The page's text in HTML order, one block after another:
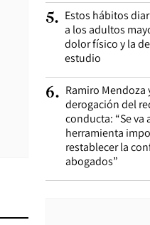
5. Estos hábitos
a los adultos
dolor físico y la
estudio
6. Ramiro Mendoza
derogación del
conducta: “Se va
herramienta
restablecer la
abogados”